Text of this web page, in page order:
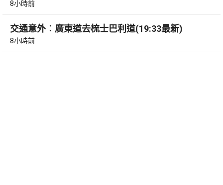
8小時前
交通意外︰廣東道去梳士巴利道(19:33最新)
8小時前